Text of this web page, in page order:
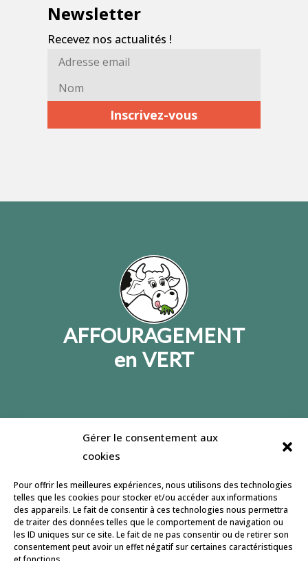
Gérer le consentement aux
cookies
Pour offrir les meilleures expériences, nous utilisons des technologies
telles que les cookies pour stocker et/ou accéder aux informations
des appareils. Le fait de consentir à ces technologies nous permettra
de traiter des données telles que le comportement de navigation ou
les ID uniques sur ce site. Le fait de ne pas consentir ou de retirer son
consentement peut avoir un effet négatif sur certaines caractéristiques
Newsletter
Recevez nos actualités !
Adresse
Nom*
AFFOURAGEMENT
en VERT
Jeulin lance un site dédié à l’affouragement en
vert, son but : informer et accompagner le
nous pour partager et échanger sur notrepage
facebook.
Conception ISF Communication